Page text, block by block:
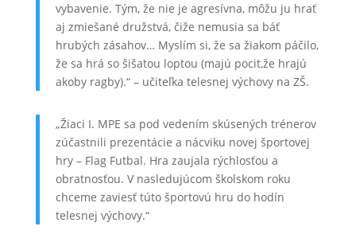
vybavenie. Tým, že nie je agresívna, môžu ju hrať
aj zmiešané družstvá, čiže nemusia sa báť
hrubých zásahov… Myslím si, že sa žiakom páčilo,
že sa hrá so šišatou loptou (majú pocit,že hrajú
akoby ragby).“ – učiteľka telesnej výchovy na ZŠ.
„Žiaci I. MPE sa pod vedením skúsených trénerov
zúčastnili prezentácie a nácviku novej športovej
hry – Flag Futbal. Hra zaujala rýchlosťou a
obratnosťou. V nasledujúcom školskom roku
chceme zaviesť túto športovú hru do hodín
telesnej výchovy.“